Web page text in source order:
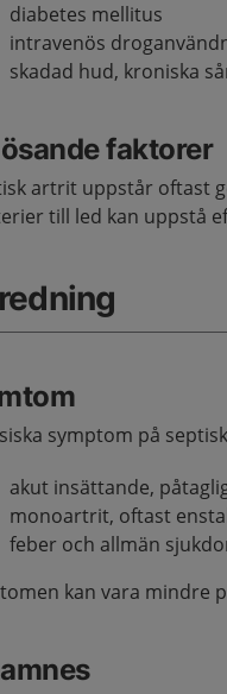
diabetes mellitus
intravenös
skadad hud, kroniska
faktorer
artrit uppstår oftast
till led kan uppstå
symptom på
akut insättande,
monoartrit, oftast
feber och allmän
kan vara mindre